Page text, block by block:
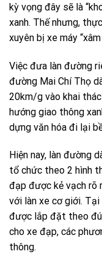
kỳ vọng đây sẽ là
xanh. Thế nhưng,
xuyên bị xe máy
Việc đưa làn đường
đường Mai Chí Thọ
20km/g vào khai
hướng giao thông
dựng văn hóa đi lại
Hiện nay, làn đường
tổ chức theo 2 hình
đạp được kẻ vạch rõ
với làn xe cơ giới. Tại
được lắp đặt theo
cho xe đạp, các
thông.